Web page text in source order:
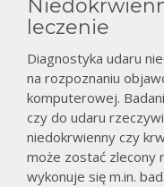
leczenie
Diagnostyka udaru
na rozpoznaniu
komputerowej.
czy do udaru
niedokrwienny czy
może zostać zlecony
wykonuje się m.in.